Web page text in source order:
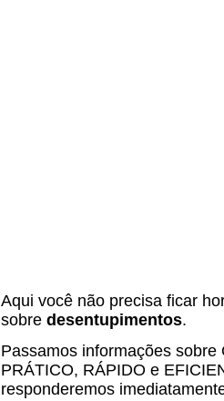
Aqui você não precisa ficar
sobre desentupimentos.
Passamos informações
PRÁTICO, RÁPIDO e
responderemos